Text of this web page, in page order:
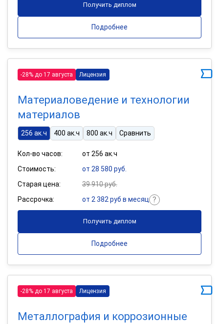
Получить диплом
Подробнее
-28% до 17 августа Лицензия
Материаловедение и технологии
материалов
256 ак.ч 400 ак.ч 800 ак.ч Сравнить
Кол-во часов:
от 256 ак.ч
Стоимость:
от 28 580 руб.
Старая цена:
39 910 руб.
Рассрочка:
от 2 382 руб в месяц
Получить диплом
Подробнее
-28% до 17 августа Лицензия
Металлография и коррозионные